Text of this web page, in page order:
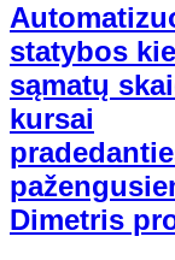
statybos
sąmatų
kursai
Dimetris